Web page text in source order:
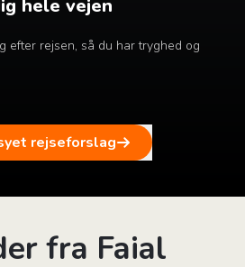
hele vejen
efter rejsen, så du har tryghed og
rejseforslag
fra Faial